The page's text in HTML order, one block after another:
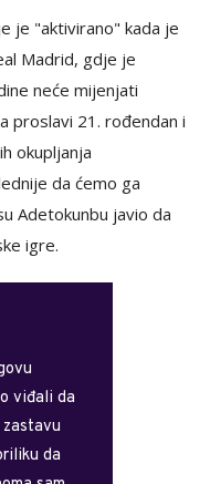
je "aktivirano" kada je
Madrid, gdje je
neće mijenjati
proslavi 21. rođendan i
okupljanja
da ćemo ga
Adetokunbu javio da
igre.
viđali da
da